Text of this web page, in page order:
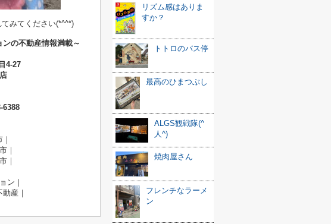
みてください(*^^*)
の不動産情報満載～
4-27
6388
｜
｜
ン｜
産｜
リズム感はありま
すか？
トトロのバス停
最高のひまつぶし
ALGS観戦隊(^
人^)
焼肉屋さん
フレンチなラーメ
ン